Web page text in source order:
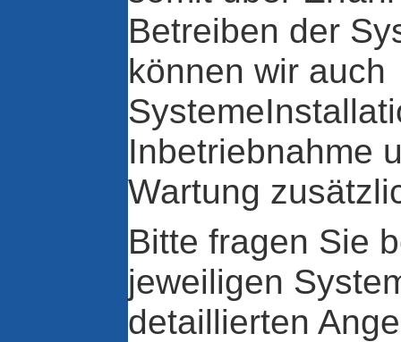
Betreiben der
können wir auch
Inbetriebnahme
Wartung
Bitte fragen Sie
jeweiligen
detaillierten